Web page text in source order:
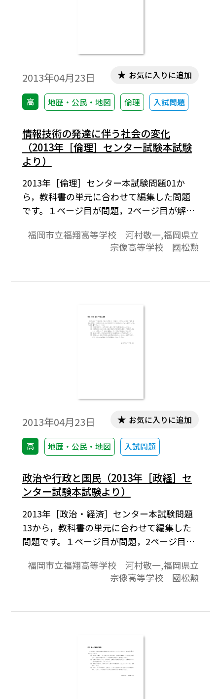
2013年04月23日
高 地歴・公民・地図 倫理 入試問題
お気に入りに追加
情報技術の発達に伴う社会の変化
（2013年［倫理］センター試験本試験
より）
2013年［倫理］センター本試験問題01か
ら，教科書の単元に合わせて編集した問題
です。１ページ目が問題，2ページ目が解答
福岡市立福翔高等学校 河村敬一,福岡県立
宗像高等学校 國松勲
2013年04月23日
高 地歴・公民・地図 入試問題
お気に入りに追加
政治や行政と国民（2013年［政経］セ
ンター試験本試験より）
2013年［政治・経済］センター本試験問題
13から，教科書の単元に合わせて編集した
問題です。１ページ目が問題，2ページ目が
福岡市立福翔高等学校 河村敬一,福岡県立
宗像高等学校 國松勲